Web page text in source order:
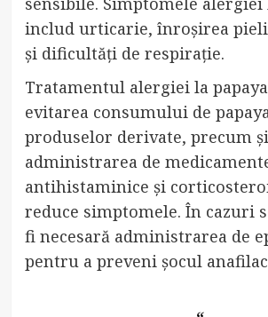
includ urticarie, înroșirea
și dificultăți de respirație.
Tratamentul alergiei la
evitarea consumului de
produselor derivate, precum și
administrarea de
antihistaminice și
reduce simptomele. În cazuri
fi necesară administrarea de
pentru a preveni șocul